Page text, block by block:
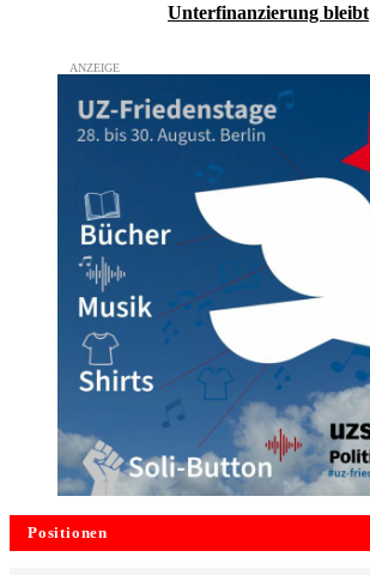
Unterfinanzierung bleibt
Positionen